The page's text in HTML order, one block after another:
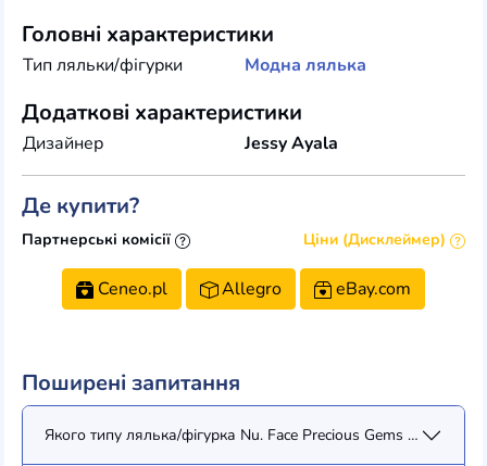
Головні характеристики
Тип ляльки/фігурки Модна лялька
Додаткові характеристики
Дизайнер Jessy Ayala
Де купити?
Партнерські комісії Ціни (Дисклеймер)
Ceneo.pl Allegro eBay.com
Поширені запитання
Якого типу лялька/фігурка Nu. Face Precious Gems Fashion